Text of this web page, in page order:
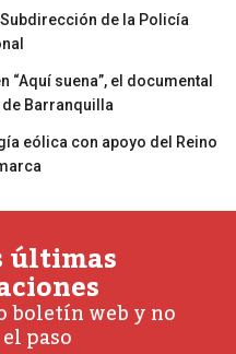
de la Policía
“Aquí suena”, el documental
Barranquilla
eólica con apoyo del Reino
últimas
boletín web y no
paso